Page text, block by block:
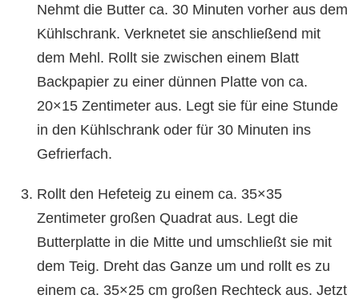
Nehmt die Butter ca. 30 Minuten vorher aus dem
Kühlschrank. Verknetet sie anschließend mit
dem Mehl. Rollt sie zwischen einem Blatt
Backpapier zu einer dünnen Platte von ca.
20×15 Zentimeter aus. Legt sie für eine Stunde
in den Kühlschrank oder für 30 Minuten ins
Gefrierfach.
Rollt den Hefeteig zu einem ca. 35×35
Zentimeter großen Quadrat aus. Legt die
Butterplatte in die Mitte und umschließt sie mit
dem Teig. Dreht das Ganze um und rollt es zu
einem ca. 35×25 cm großen Rechteck aus. Jetzt